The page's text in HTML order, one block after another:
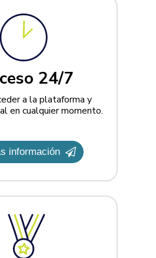
información
a la plataforma y
en cualquier momento.
24/7